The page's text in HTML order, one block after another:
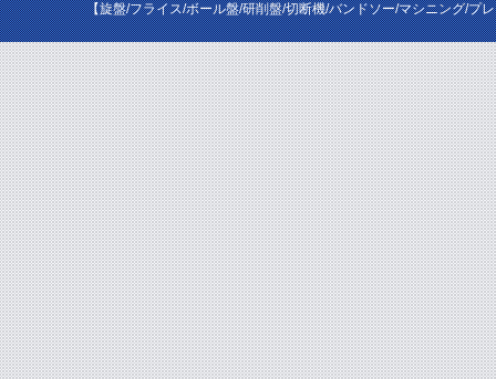
【旋盤/フライス/ボール盤/研削盤/切断機/バンドソー/マシニング/プ